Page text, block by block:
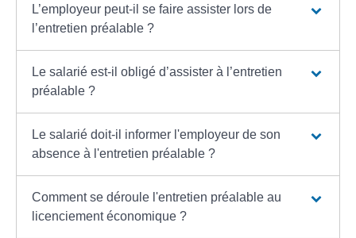
L’employeur peut-il se faire assister lors de
l’entretien préalable ?
Le salarié est-il obligé d’assister à l’entretien
préalable ?
Le salarié doit-il informer l'employeur de son
absence à l'entretien préalable ?
Comment se déroule l'entretien préalable au
licenciement économique ?